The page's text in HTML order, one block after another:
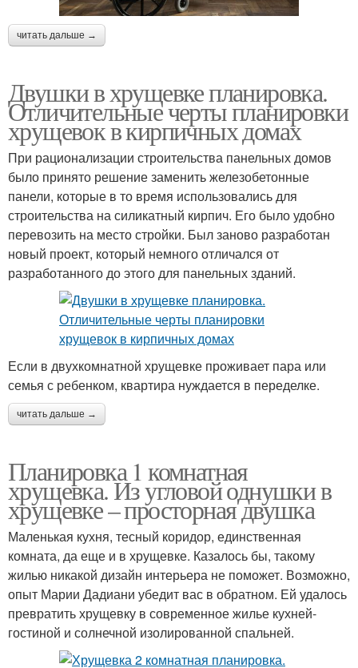
читать дальше →
Двушки в хрущевке планировка.
Отличительные черты планировки
хрущевок в кирпичных домах
При рационализации строительства панельных домов
было принято решение заменить железобетонные
панели, которые в то время использовались для
строительства на силикатный кирпич. Его было удобно
перевозить на место стройки. Был заново разработан
новый проект, который немного отличался от
разработанного до этого для панельных зданий.
Если в двухкомнатной хрущевке проживает пара или
семья с ребенком, квартира нуждается в переделке.
читать дальше →
Планировка 1 комнатная
хрущевка. Из угловой однушки в
хрущевке – просторная двушка
Маленькая кухня, тесный коридор, единственная
комната, да еще и в хрущевке. Казалось бы, такому
жилью никакой дизайн интерьера не поможет. Возможно,
опыт Марии Дадиани убедит вас в обратном. Ей удалось
превратить хрущевку в современное жилье кухней-
гостиной и солнечной изолированной спальней.